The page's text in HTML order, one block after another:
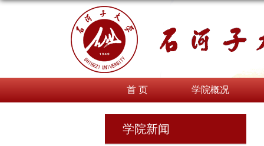
首 页 学院概况
学院新闻